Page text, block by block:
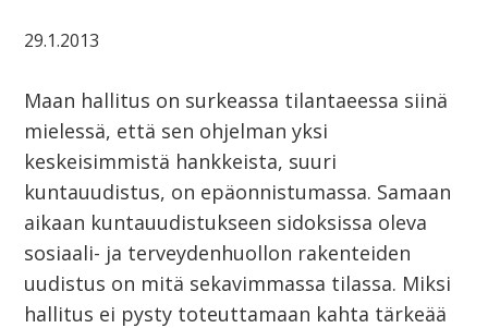
29.1.2013
Maan hallitus on surkeassa tilantaeessa siinä
mielessä, että sen ohjelman yksi
keskeisimmistä hankkeista, suuri
kuntauudistus, on epäonnistumassa. Samaan
aikaan kuntauudistukseen sidoksissa oleva
sosiaali- ja terveydenhuollon rakenteiden
uudistus on mitä sekavimmassa tilassa. Miksi
hallitus ei pysty toteuttamaan kahta tärkeää